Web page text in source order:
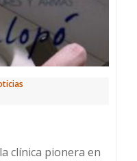
clínica pionera en